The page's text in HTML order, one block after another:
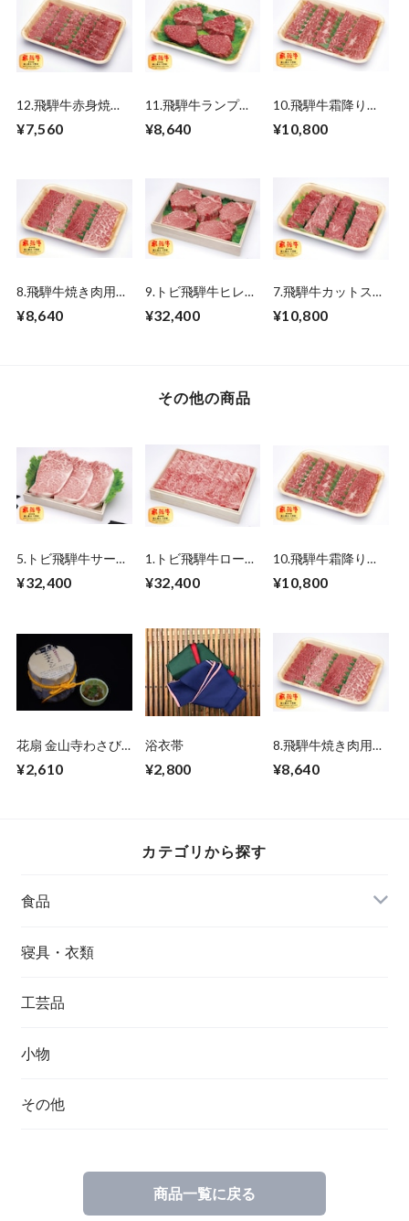
12.飛騨牛赤身焼肉
（モモ）500ｇ
¥7,560
11.飛騨牛ランプ・
イチボステーキ
（3~4枚） 750ｇ
¥8,640
10.飛騨牛霜降り焼
肉（ロース）500ｇ
¥10,800
8.飛騨牛焼き肉用
（赤身焼肉・霜降り
焼肉） 500ｇ
¥8,640
9.トビ飛騨牛ヒレス
テーキ 750ｇ
¥32,400
7.飛騨牛カットステ
ーキ（モモ・ロー
ス）600ｇ
¥10,800
その他の商品
5.トビ飛騨牛サーロ
750ｇ
¥32,400
1.トビ飛騨牛ロース
ぶ 750ｇ
¥32,400
10.飛騨牛霜降り焼
¥10,800
花扇 金山寺わさび
みそ 150ｇ×3個セ
ット
¥2,610
浴衣帯
¥2,800
8.飛騨牛焼き肉用
（赤身焼肉・霜降り
焼肉） 500ｇ
¥8,640
カテゴリから探す
食品
寝具・衣類
工芸品
小物
その他
商品一覧に戻る